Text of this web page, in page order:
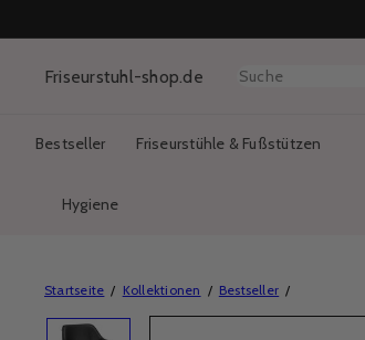
zum
Friseurstuhl-shop.de Suche
Bestseller Friseurstühle & Fußstützen
Hygiene
Startseite Kollektionen Bestseller